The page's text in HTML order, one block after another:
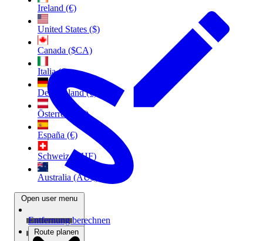
Ireland (€)
United States ($)
Canada ($CA)
Italia (€)
Deutschland (€)
Österreich (€)
España (€)
Schweiz (CHF)
Australia (AU$)
Open user menu
Entfernung berechnen
Route planen